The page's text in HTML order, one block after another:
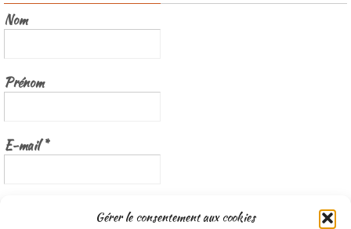
Gérer le consentement aux cookies
Nom
Prénom
E-mail*
Nous gardons vos données privées et ne les partageons qu’avec les
tierces parties qui rendent ce service possible.Lisez notre politique de